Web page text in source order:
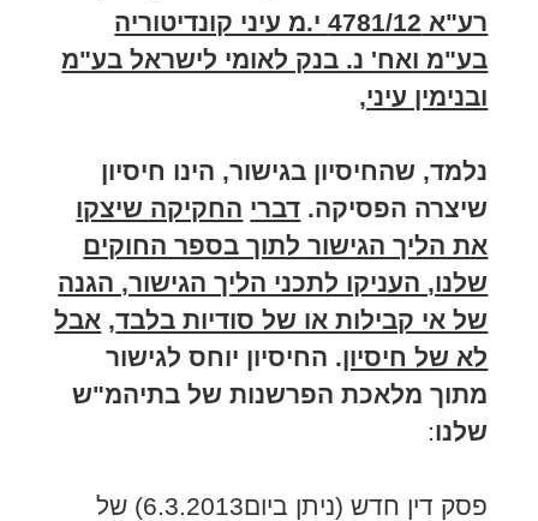
רע"א 4781/12 י.מ עיני קונדיטוריה
בע"מ ואח' נ. בנק לאומי לישראל בע"מ
ובנימין עיני,
נלמד, שהחיסיון בגישור, הינו חיסיון
שיצרה הפסיקה. דברי החקיקה שיצקו
את הליך הגישור לתוך בספר החוקים
שלנו, העניקו לתכני הליך הגישור, הגנה
של אי קבילות או של סודיות בלבד, אבל
לא של חיסיון. החיסיון יוחס לגישור
מתוך מלאכת הפרשנות של בתיהמ"ש
שלנו:
פסק דין חדש (ניתן ביום6.3.2013) של